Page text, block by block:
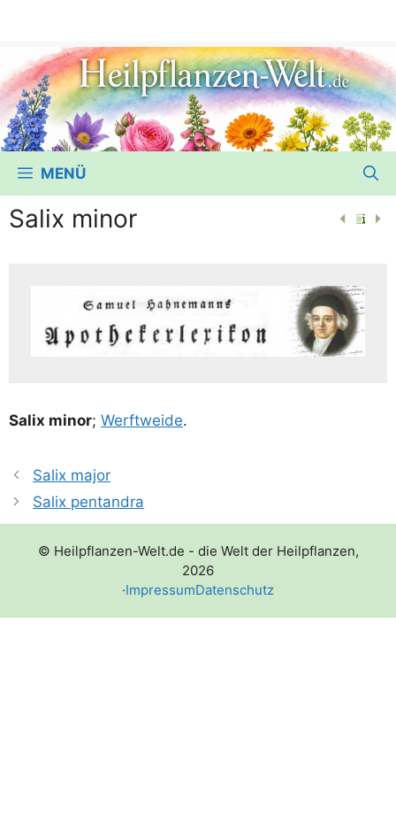
MENÜ
Salix minor
Salix minor; Werft­wei­de.
Salix major
Salix pentandra
© Heilpflanzen-Welt.de - die Welt der Heilpflanzen,
2026
·ImpressumDatenschutz